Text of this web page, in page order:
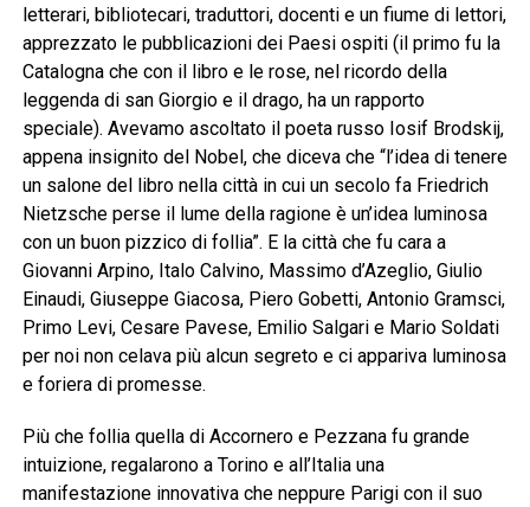
letterari, bibliotecari, traduttori, docenti e un fiume di lettori,
apprezzato le pubblicazioni dei Paesi ospiti (il primo fu la
Catalogna che con il libro e le rose, nel ricordo della
leggenda di san Giorgio e il drago, ha un rapporto
speciale). Avevamo ascoltato il poeta russo Iosif Brodskij,
appena insignito del Nobel, che diceva che “l’idea di tenere
un salone del libro nella città in cui un secolo fa Friedrich
Nietzsche perse il lume della ragione è un’idea luminosa
con un buon pizzico di follia”. E la città che fu cara a
Giovanni Arpino, Italo Calvino, Massimo d’Azeglio, Giulio
Einaudi, Giuseppe Giacosa, Piero Gobetti, Antonio Gramsci,
Primo Levi, Cesare Pavese, Emilio Salgari e Mario Soldati
per noi non celava più alcun segreto e ci appariva luminosa
e foriera di promesse.
Più che follia quella di Accornero e Pezzana fu grande
intuizione, regalarono a Torino e all’Italia una
manifestazione innovativa che neppure Parigi con il suo